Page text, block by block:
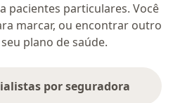
pacientes particulares. Você
marcar, ou encontrar outro
plano de saúde.
por seguradora